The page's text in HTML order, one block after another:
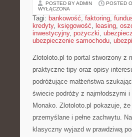
POSTED BY ADMIN POSTED
WYŁĄCZONA
Tagi: bankowość, faktoring,
kredyty, księgowość, leasing,
inwestycyjny, pożyczki,
ubezpieczenie samochodu,
Zlotoloto.pl to portal stworzony z
praktyczne tipy oraz opisy
podróżujące małżeństwa
świecie podróży z
Monako. Zlotoloto.pl pokazuje,
przemyślane i pełne zachwytu.
klasyczny wyjazd w prawdziwą